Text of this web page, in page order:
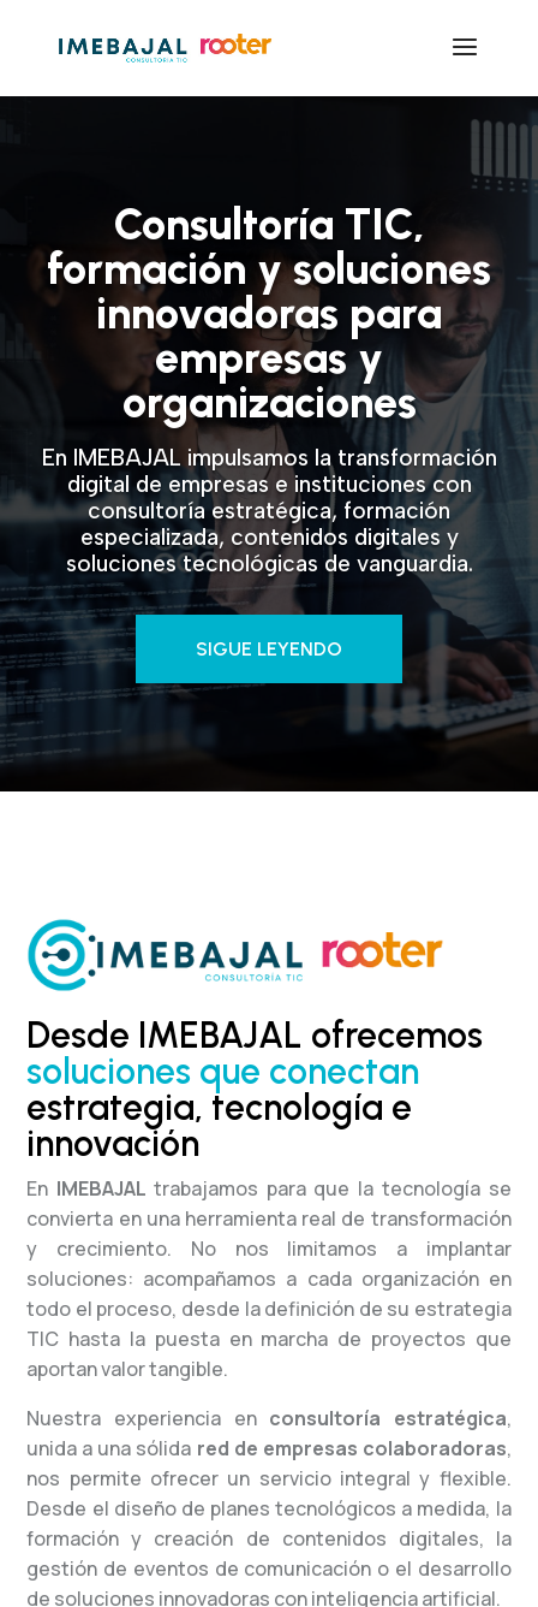
Consultoría TIC,
formación y soluciones
innovadoras para
empresas y
organizaciones
En IMEBAJAL impulsamos la transformación
digital de empresas e instituciones con
consultoría estratégica, formación
especializada, contenidos digitales y
soluciones tecnológicas de vanguardia.
SIGUE LEYENDO
Desde IMEBAJAL ofrecemos
soluciones que conectan
estrategia, tecnología e
innovación
En IMEBAJAL trabajamos para que la tecnología se
convierta en una herramienta real de transformación
y crecimiento. No nos limitamos a implantar
soluciones: acompañamos a cada organización en
todo el proceso, desde la definición de su estrategia
TIC hasta la puesta en marcha de proyectos que
aportan valor tangible.
Nuestra experiencia en consultoría estratégica,
unida a una sólida red de empresas colaboradoras,
nos permite ofrecer un servicio integral y flexible.
Desde el diseño de planes tecnológicos a medida, la
formación y creación de contenidos digitales, la
gestión de eventos de comunicación o el desarrollo
de soluciones innovadoras con inteligencia artificial.